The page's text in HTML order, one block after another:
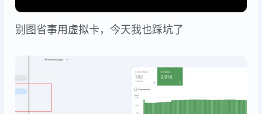
别图省事用虚拟卡，今天我也踩坑了